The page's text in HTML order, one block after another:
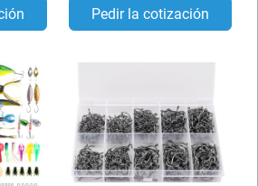
Pedir la cotización